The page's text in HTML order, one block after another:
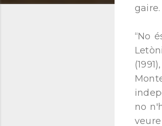
gaire.
“No
no